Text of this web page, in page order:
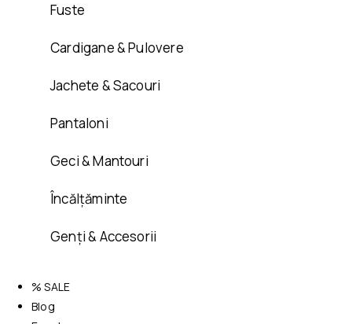
Fuste
Cardigane & Pulovere
Jachete & Sacouri
Pantaloni
Geci & Mantouri
Încălțăminte
Genți & Accesorii
% SALE
Blog